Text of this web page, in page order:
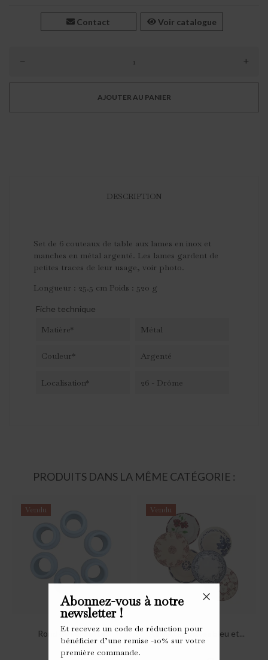
Contact Voir catalogue
– +
AJOUTER AU PANIER
DESCRIPTION
Set de 6 couteaux de table aux lames en inox et
manches en métal argenté. Les lames gardent de
petites traces de leur usage, voir photo.
Longueur : 25.5 cm Poids : 520 g
Fiche technique
Matière* Métal
Couleur* Argenté
Localisation* 26 - Drôme
PRODUITS DANS LA MÊME CATÉGORIE :
Rond de serviette
Vendu
Assiettes plates bleu et...
Vendu
Abonnez-vous à notre
newsletter !
Et recevez un code de réduction pour
bénéficier d’une remise -10% sur votre
première commande.